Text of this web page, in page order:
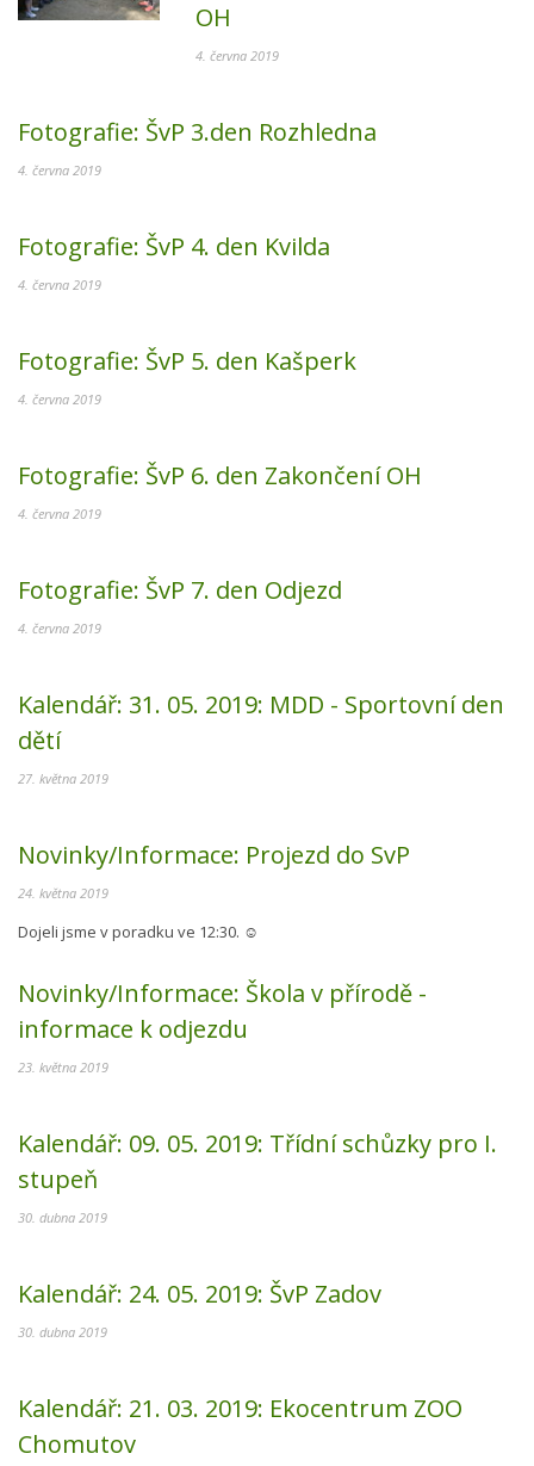
OH
4. června 2019
Fotografie: ŠvP 3.den Rozhledna
4. června 2019
Fotografie: ŠvP 4. den Kvilda
4. června 2019
Fotografie: ŠvP 5. den Kašperk
4. června 2019
Fotografie: ŠvP 6. den Zakončení OH
4. června 2019
Fotografie: ŠvP 7. den Odjezd
4. června 2019
Kalendář: 31. 05. 2019: MDD - Sportovní den
dětí
27. května 2019
Novinky/Informace: Projezd do SvP
24. května 2019
Dojeli jsme v poradku ve 12:30. ☺
Novinky/Informace: Škola v přírodě -
informace k odjezdu
23. května 2019
Kalendář: 09. 05. 2019: Třídní schůzky pro I.
stupeň
30. dubna 2019
Kalendář: 24. 05. 2019: ŠvP Zadov
30. dubna 2019
Kalendář: 21. 03. 2019: Ekocentrum ZOO
Chomutov